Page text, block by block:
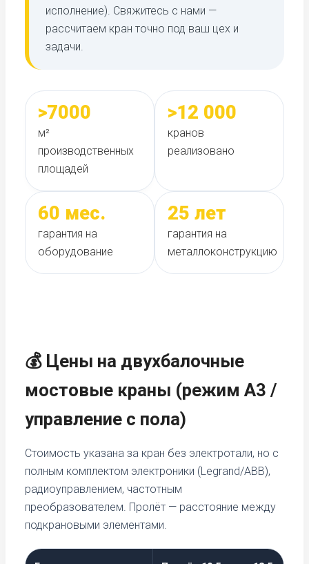
исполнение). Свяжитесь с нами —
рассчитаем кран точно под ваш цех и
задачи.
>7000
м²
производственных
площадей
>12 000
кранов
реализовано
60 мес.
гарантия на
оборудование
25 лет
гарантия на
металлоконструкцию
💰 Цены на двухбалочные
мостовые краны (режим А3 /
управление с пола)
Стоимость указана за кран без электротали, но с
полным комплектом электроники (Legrand/ABB),
радиоуправлением, частотным
преобразователем. Пролёт — расстояние между
подкрановыми элементами.